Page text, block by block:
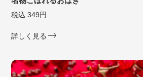
税込 349円
詳しく見る